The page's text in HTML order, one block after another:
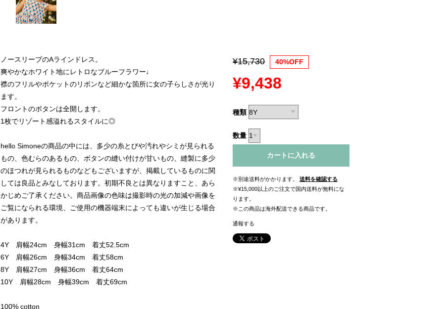
ノースリーブのAラインドレス。
爽やかなホワイト地にレトロなブルーフラワー♩
襟のフリルやポケットのリボンなど細かな箇所に女の子らしさが光り
ます。
フロントのボタンは全開します。
1枚でリゾート感溢れるスタイルに◎
hello Simoneの商品の中には、多少の糸とびや汚れやシミが見られる
もの、色むらのあるもの、ボタンの縫い付けが甘いもの、縫製に多少
のほつれが見られるものなどもございますが、掲載しているものに関
しては良品とみなしております。初期不良とは異なりますこと、あら
かじめご了承ください。商品画像の色味は撮影時の光の加減や画像を
ご覧になられる環境、ご使用の機器端末によっても違いが生じる場合
があります。
4Y 肩幅24cm 身幅31cm 着丈52.5cm
6Y 肩幅26cm 身幅34cm 着丈58cm
8Y 肩幅27cm 身幅36cm 着丈64cm
10Y 肩幅28cm 身幅39cm 着丈69cm
100% cotton
¥15,730 40%OFF
¥9,438
種類
数量
カートに入れる
※別途送料がかかります。
送料を確認する
※¥15,000以上のご注文で国内送料が無料にな
ります。
※この商品は海外配送できる商品です。
通報する